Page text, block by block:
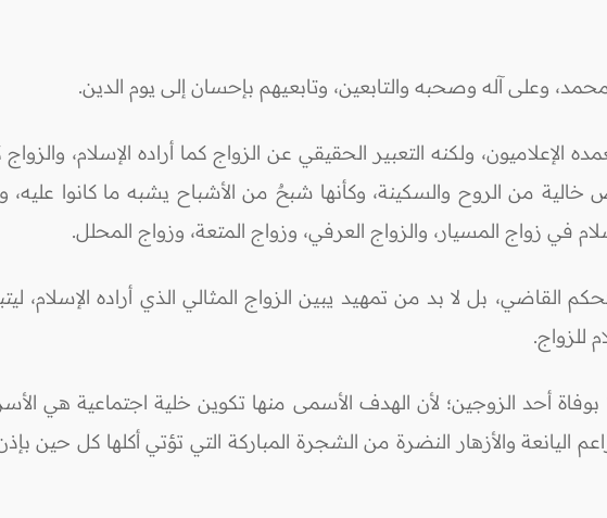
وعلى آله وصحبه والتابعين، وتابعيهم بإحسان إلى يوم الدين.
الإعلاميون، ولكنه التعبير الحقيقي عن الزواج كما أراده الإسلام،
خالية من الروح والسكينة، وكأنها شبحٌ من الأشباح يشبه ما كانوا
في زواج المسيار، والزواج العرفي، وزواج المتعة، وزواج المحلل.
القاضي، بل لا بد من تمهيد يبين الزواج المثالي الذي أراده الإسلام،
للزواج.
أحد الزوجين؛ لأن الهدف الأسمى منها تكوين خلية اجتماعية هي الأسرة
اليانعة والأزهار النضرة من الشجرة المباركة التي تؤتي أكلها كل حين